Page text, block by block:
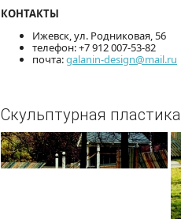
КОНТАКТЫ
Ижевск, ул. Родниковая, 56
телефон: +7 912 007-53-82
почта:galanin-design@mail.ru
Скульптурная пластика